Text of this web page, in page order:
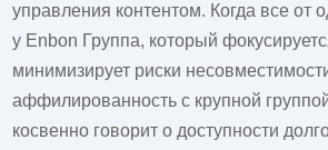
управления контентом. Когда все от
у Enbon Группа, который
минимизирует риски
аффилированность с крупной
косвенно говорит о доступности